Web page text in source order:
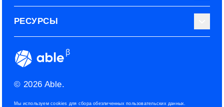
Используйте Able
Эксперты
ROI рекрутинга
О нас
Наши контакты
Условия использования
РЕСУРСЫ
Сообщество
© 2026 Able.
Мы используем cookies для сбора обезличенных пользовательских данных.